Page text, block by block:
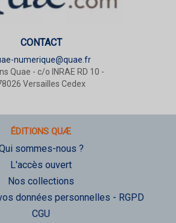
CONTACT
numerique@quae.fr
Quae - c/o INRAE RD 10 -
Versailles Cedex
ÉDITIONS QUÆ
sommes-nous ?
L'accès ouvert
Nos collections
données personnelles - RGPD
CGU